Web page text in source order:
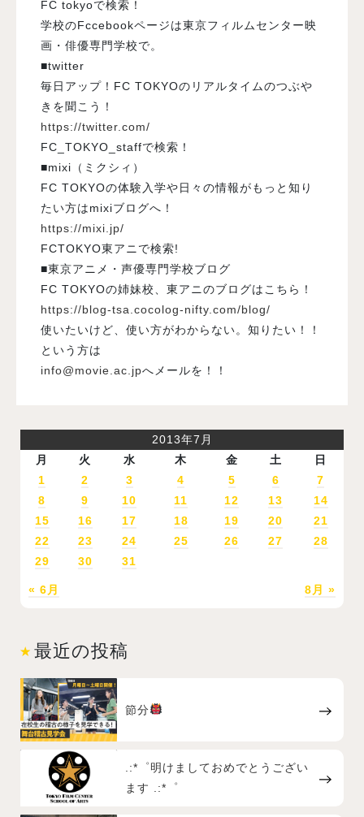
FC tokyoで検索！
学校のFccebookページは東京フィルムセンター映
画・俳優専門学校で。
■twitter
毎日アップ！FC TOKYOのリアルタイムのつぶや
きを聞こう！
https://twitter.com/
FC_TOKYO_staffで検索！
■mixi（ミクシィ）
FC TOKYOの体験入学や日々の情報がもっと知り
たい方はmixiブログへ！
https://mixi.jp/
FCTOKYO東アニで検索!
■東京アニメ・声優専門学校ブログ
FC TOKYOの姉妹校、東アニのブログはこちら！
https://blog-tsa.cocolog-nifty.com/blog/
使いたいけど、使い方がわからない。知りたい！！
という方は
info@movie.ac.jpへメールを！！
2013年7月
月
火 水 木 金 土 日
« 6月 8月 »
1 2 3 4 5 6
7
8
9 10 11 12 13
14
15
16 17 18 19 20
21
22
23 24 25 26 27
28
29
30 31
最近の投稿
節分
.:*゜明けましておめでとうござい
ます .:*゜